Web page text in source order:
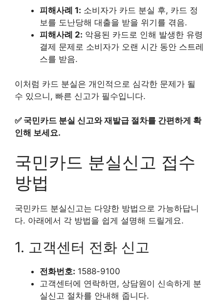
피해사례 1: 소비자가 카드 분실 후, 카드 정
보를 도난당해 대출을 받을 위기를 겪음.
피해사례 2: 악용된 카드로 인해 발생한 유령
결제 문제로 소비자가 오랜 시간 동안 스트레
스를 받음.
이처럼 카드 분실은 개인적으로 심각한 문제가 될
수 있으니, 빠른 신고가 필수입니다.
✅ 국민카드 분실 신고와 재발급 절차를 간편하게 확
인해 보세요.
국민카드 분실신고 접수
방법
국민카드 분실신고는 다양한 방법으로 가능하답니
다. 아래에서 각 방법을 쉽게 설명해 드릴게요.
1. 고객센터 전화 신고
전화번호: 1588-9100
고객센터에 연락하면, 상담원이 신속하게 분
실신고 절차를 안내해 줍니다.